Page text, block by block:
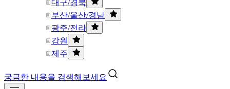
대구/경북
부산/울산/경남
광주/전라
강원
제주
궁금한 내용을 검색해보세요